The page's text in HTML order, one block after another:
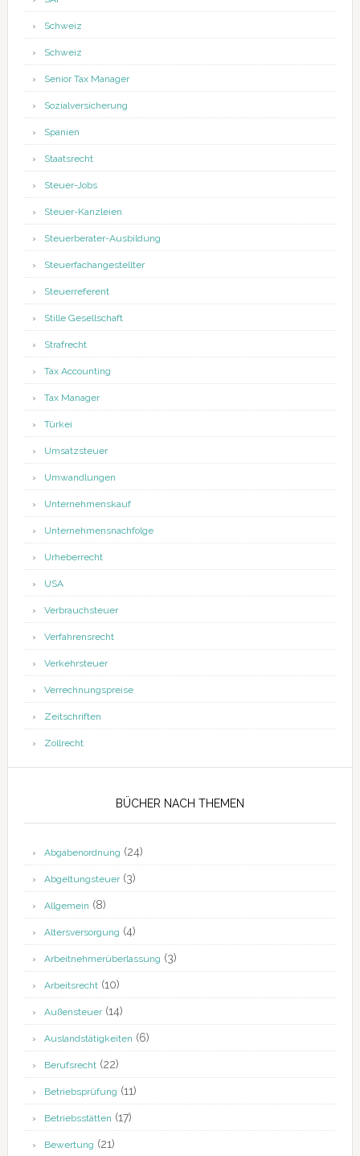
Schweiz
Schweiz
Senior Tax Manager
Sozialversicherung
Spanien
Staatsrecht
Steuer-Jobs
Steuer-Kanzleien
Steuerberater-Ausbildung
Steuerfachangestellter
Steuerreferent
Stille Gesellschaft
Strafrecht
Tax Accounting
Tax Manager
Türkei
Umsatzsteuer
Umwandlungen
Unternehmenskauf
Unternehmensnachfolge
Urheberrecht
USA
Verbrauchsteuer
Verfahrensrecht
Verkehrsteuer
Verrechnungspreise
Zeitschriften
Zollrecht
BÜCHER NACH THEMEN
Abgabenordnung (24)
Abgeltungsteuer(3)
Allgemein (8)
Altersversorgung (4)
Arbeitnehmerüberlassung (3)
Arbeitsrecht(10)
Außensteuer(14)
Auslandstätigkeiten (6)
Berufsrecht(22)
Betriebsprüfung (11)
Betriebsstätten (17)
Bewertung (21)